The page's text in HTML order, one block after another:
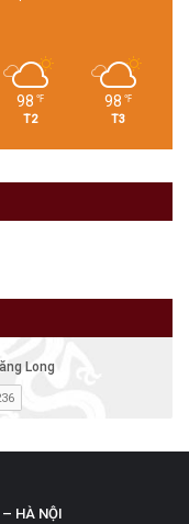
98 ℉
T2
98 ℉
T3
– HÀ NỘI